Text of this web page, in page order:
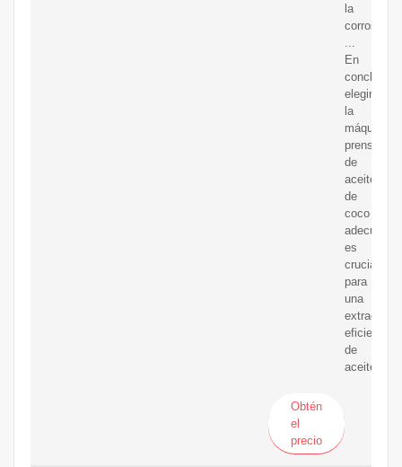
la
corrosión.
En
elegir
la
máquina
prensadora
de
aceite
de
coco
adecuada
es
crucial
para
una
extracción
eficiente
de
aceite
Obtén
el
precio